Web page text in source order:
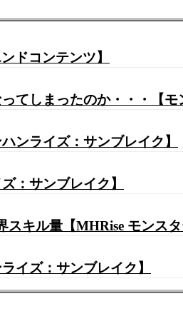
ドコンテンツ】
しまったのか・・・【モ
ンライズ：サンブレイク】
：サンブレイク】
キル量【MHRise モンスタ
イズ：サンブレイク】